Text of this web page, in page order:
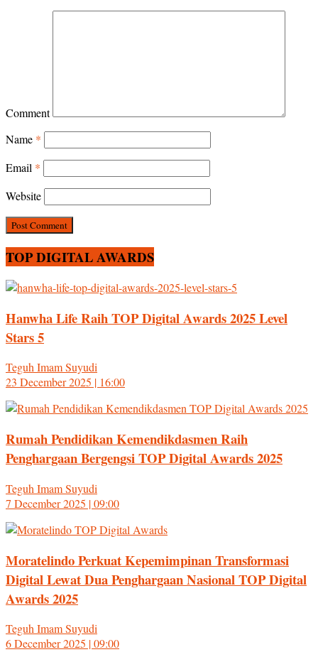
Comment
Name *
Email *
Website
TOP DIGITAL AWARDS
Hanwha Life Raih TOP Digital Awards 2025 Level
Stars 5
Teguh Imam Suyudi
23 December 2025 | 16:00
Rumah Pendidikan Kemendikdasmen Raih
Penghargaan Bergengsi TOP Digital Awards 2025
Teguh Imam Suyudi
7 December 2025 | 09:00
Moratelindo Perkuat Kepemimpinan Transformasi
Digital Lewat Dua Penghargaan Nasional TOP Digital
Awards 2025
Teguh Imam Suyudi
6 December 2025 | 09:00